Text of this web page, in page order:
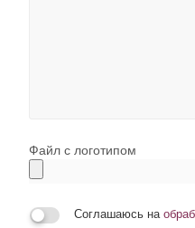
Файл с логотипом
Соглашаюсь на